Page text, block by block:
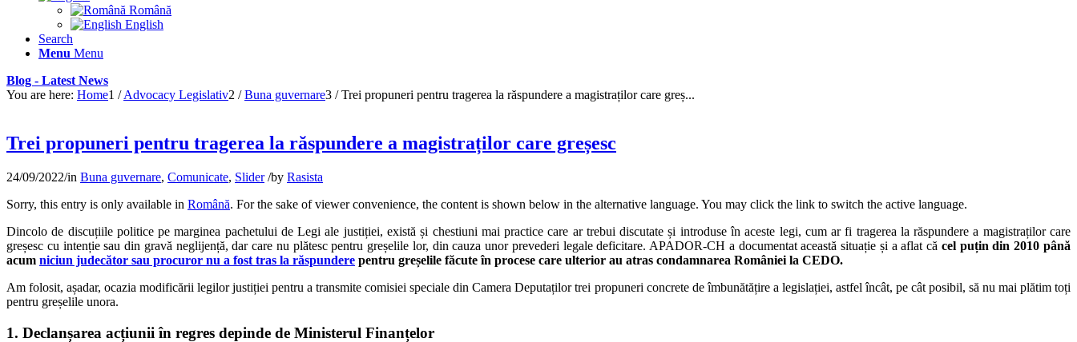
Română
English
Search
Menu Menu
Blog - Latest News
You are here: Home1 / Advocacy Legislativ2 / Buna guvernare3 / Trei propuneri pentru tragerea la răspundere a magistraților care greș...
Trei propuneri pentru tragerea la răspundere a magistraților care greșesc
24/09/2022/in Buna guvernare, Comunicate, Slider /by Rasista
Sorry, this entry is only available in Română. For the sake of viewer convenience, the content is shown below in the alternative language. You may click the link to switch the active language.
Dincolo de discuțiile politice pe marginea pachetului de Legi ale justiției, există și chestiuni mai practice care ar trebui discutate și introduse în aceste legi, cum ar fi tragerea la răspundere a magistraților care
greșesc cu intenție sau din gravă neglijență, dar care nu plătesc pentru greșelile lor, din cauza unor prevederi legale deficitare. APADOR-CH a documentat această situație și a aflat că cel puțin din 2010 până
acum niciun judecător sau procuror nu a fost tras la răspundere pentru greșelile făcute în procese care ulterior au atras condamnarea României la CEDO.
Am folosit, așadar, ocazia modificării legilor justiției pentru a transmite comisiei speciale din Camera Deputaților trei propuneri concrete de îmbunătățire a legislației, astfel încât, pe cât posibil, să nu mai plătim toți
pentru greșelile unora.
1. Declanșarea acțiunii în regres depinde de Ministerul Finanțelor